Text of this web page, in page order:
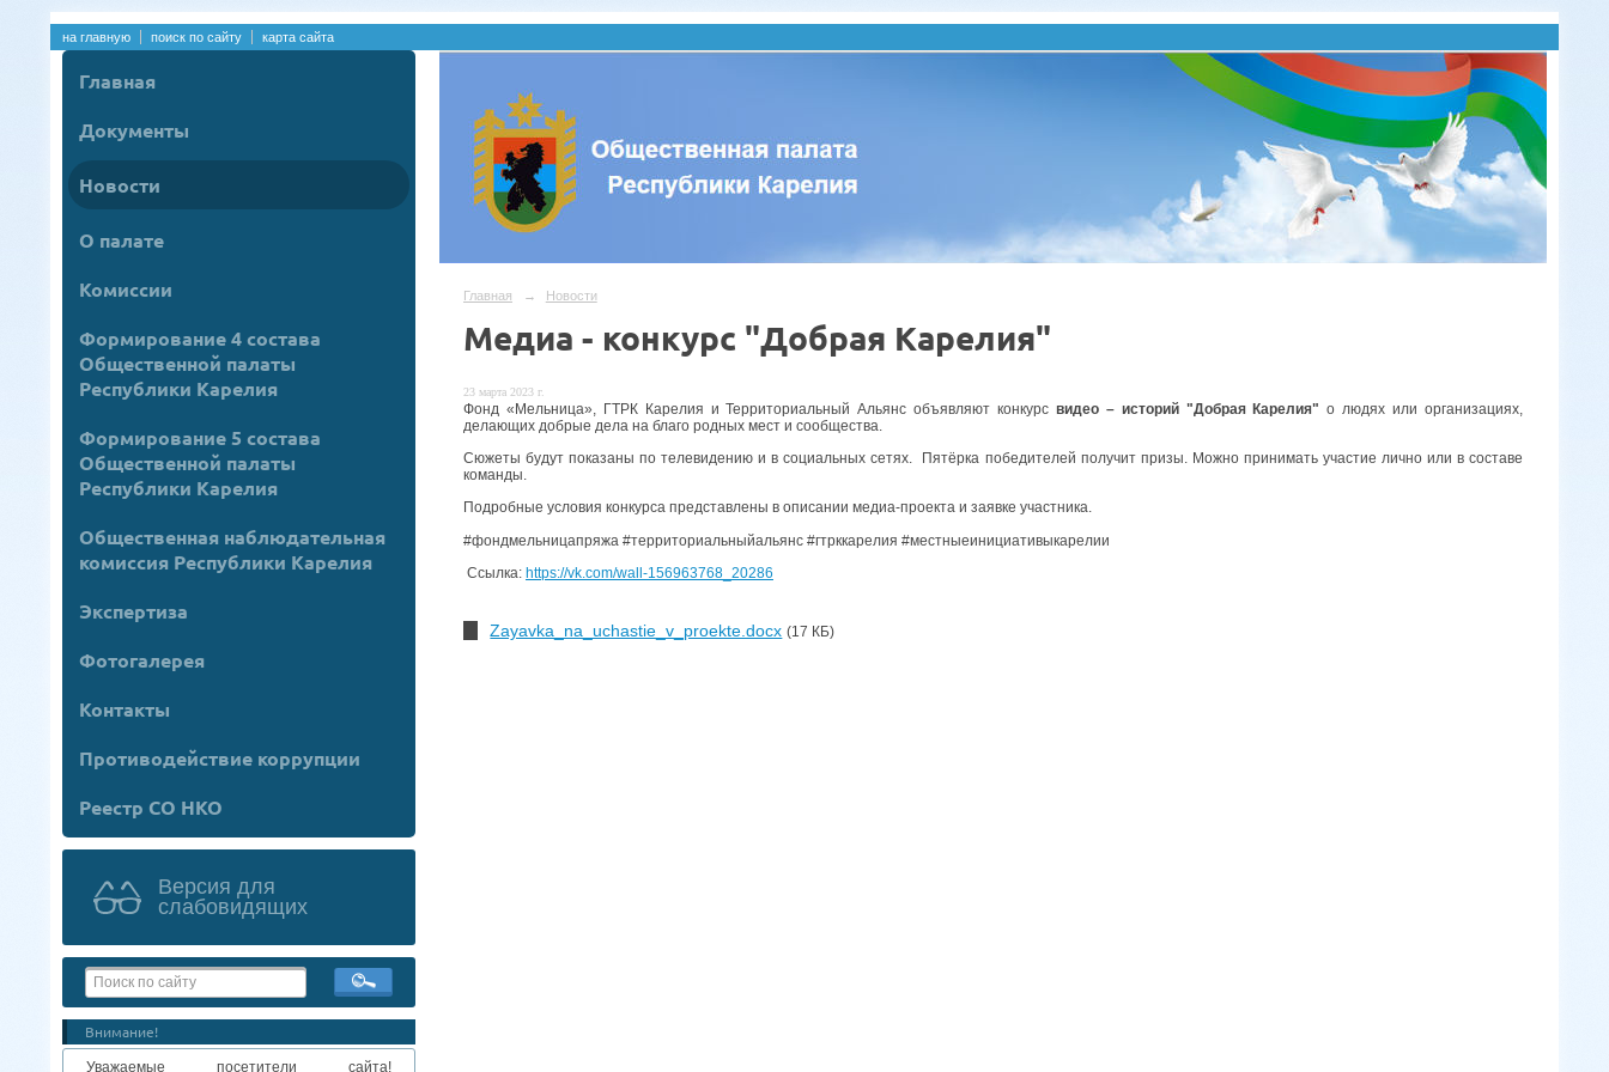
на главную поиск по сайту карта сайта
Главная
Документы
Новости
О палате
Комиссии
Формирование 4 состава
Общественной палаты
Республики Карелия
Формирование 5 состава
Общественной палаты
Республики Карелия
Общественная наблюдательная
комиссия Республики Карелия
Экспертиза
Фотогалерея
Контакты
Противодействие коррупции
Реестр СО НКО
Версия для
слабовидящих
Внимание!
Уважаемые посетители сайта!
Главная → Новости
Медиа - конкурс "Добрая Карелия"
23 марта 2023 г.
Фонд «Мельница», ГТРК Карелия и Территориальный Альянс объявляют конкурс видео – историй "Добрая Карелия" о людях или организациях,
делающих добрые дела на благо родных мест и сообщества.
Сюжеты будут показаны по телевидению и в социальных сетях. Пятёрка победителей получит призы. Можно принимать участие лично или в составе
команды.
Подробные условия конкурса представлены в описании медиа-проекта и заявке участника.
#фондмельницапряжа #территориальныйальянс #гтрккарелия #местныеинициативыкарелии
Ссылка: https://vk.com/wall-156963768_20286
Zayavka_na_uchastie_v_proekte.docx (17 КБ)